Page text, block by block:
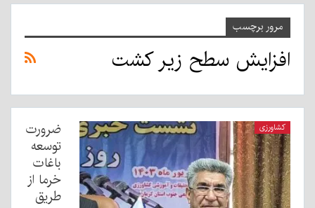
مرور برچسب
افزایش سطح زیر کشت
کشاورزی
ضرورت
توسعه
باغات
خرما از
طریق